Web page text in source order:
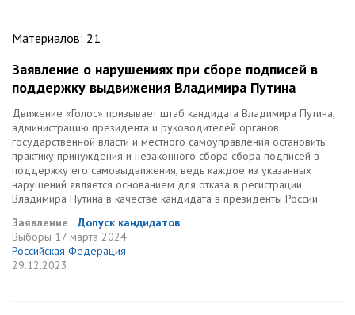
Материалов: 21
Заявление о нарушениях при сборе подписей в
поддержку выдвижения Владимира Путина
Движение «Голос» призывает штаб кандидата Владимира Путина,
администрацию президента и руководителей органов
государственной власти и местного самоуправления остановить
практику принуждения и незаконного сбора сбора подписей в
поддержку его самовыдвижения, ведь каждое из указанных
нарушений является основанием для отказа в регистрации
Владимира Путина в качестве кандидата в президенты России
Заявление
Допуск кандидатов
Выборы 17 марта 2024
Российская Федерация
29.12.2023